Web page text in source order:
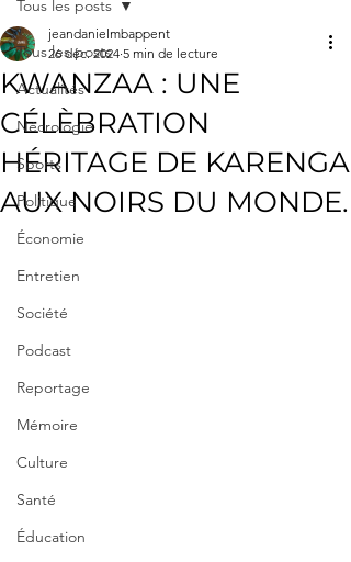
Tous les posts
Actualités
Nécrologie
Sports
Politique
Économie
Entretien
Société
Podcast
Reportage
Mémoire
Culture
Santé
Éducation
Tous les posts
KWANZAA : UNE
CÉLÈBRATION
HÉRITAGE DE KARENGA
AUX NOIRS DU MONDE.
jeandanielmbappent
26 déc. 2024 5 min de lecture